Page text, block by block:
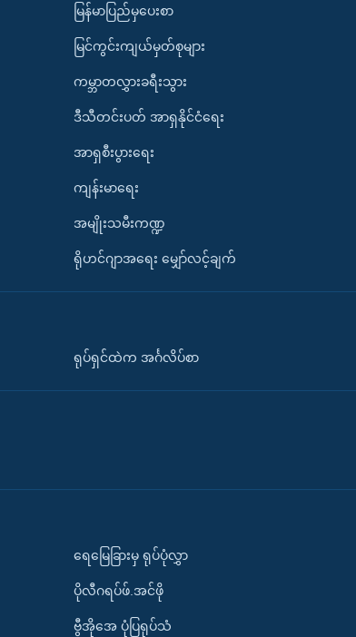
မြန်မာပြည်မှပေးစာ
မြင်ကွင်းကျယ်မှတ်စုများ
ကမ္ဘာတလွှားခရီးသွား
ဒီသီတင်းပတ် အာရှနိုင်ငံရေး
အာရှစီးပွားရေး
ကျန်းမာရေး
အမျိုးသမီးကဏ္ဍ
ရိုဟင်ဂျာအရေး မျှော်လင့်ချက်
ရုပ်ရှင်ထဲက အင်္ဂလိပ်စာ
ရေမြေခြားမှ ရုပ်ပုံလွှာ
ပိုလီဂရပ်ဖ်.အင်ဖို
ဗွီအိုအေ ပုံပြရုပ်သံ